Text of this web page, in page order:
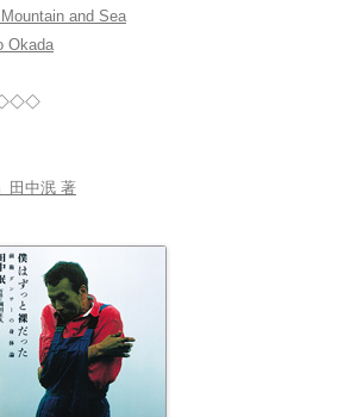
and Sea
Okada
田中泯 著